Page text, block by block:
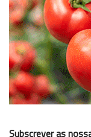
Subscrever as